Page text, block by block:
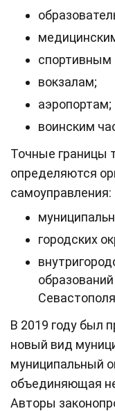
спортивным
вокзалам;
аэропортам;
воинским
Точные границы
определяются
самоуправления:
городских
В 2019 году был
новый вид
муниципальный
объединяющая
Авторы